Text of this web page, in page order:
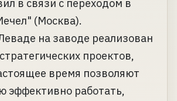
в связи с переходом в
(Москва).
на заводе реализован
проектов,
время позволяют
эффективно работать,